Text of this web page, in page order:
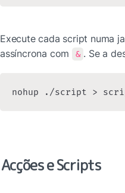
Execute cada script numa
assíncrona com
& . Se a
nohup ./script >
Acções e Scripts